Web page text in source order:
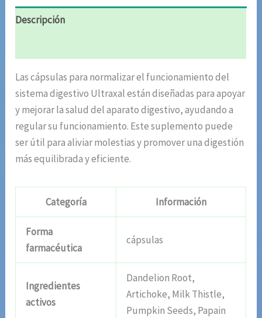
Descripción
Las cápsulas para normalizar el funcionamiento del
sistema digestivo Ultraxal están diseñadas para apoyar
y mejorar la salud del aparato digestivo, ayudando a
regular su funcionamiento. Este suplemento puede
ser útil para aliviar molestias y promover una digestión
más equilibrada y eficiente.
Categoría Información
Forma
farmacéutica
cápsulas
Ingredientes
activos
Dandelion Root,
Artichoke, Milk Thistle,
Pumpkin Seeds, Papain